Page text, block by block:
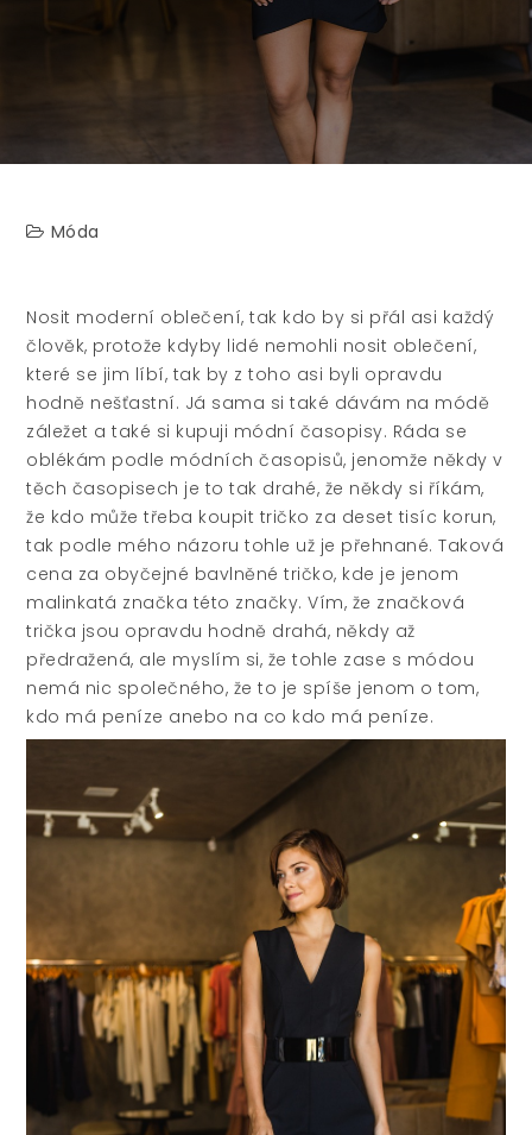
Móda
Nosit moderní oblečení, tak kdo by si přál asi každý
člověk, protože kdyby lidé nemohli nosit oblečení,
které se jim líbí, tak by z toho asi byli opravdu
hodně nešťastní. Já sama si také dávám na módě
záležet a také si kupuji módní časopisy. Ráda se
oblékám podle módních časopisů, jenomže někdy v
těch časopisech je to tak drahé, že někdy si říkám,
že kdo může třeba koupit tričko za deset tisíc korun,
tak podle mého názoru tohle už je přehnané. Taková
cena za obyčejné bavlněné tričko, kde je jenom
malinkatá značka této značky. Vím, že značková
trička jsou opravdu hodně drahá, někdy až
předražená, ale myslím si, že tohle zase s módou
nemá nic společného, že to je spíše jenom o tom,
kdo má peníze anebo na co kdo má peníze.